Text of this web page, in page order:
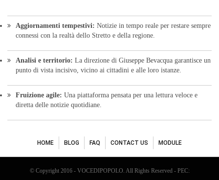
Aggiornamenti tempestivi: Notizie in tempo reale per restare sempre
connessi con la realtà dello Stretto e della regione.
Analisi e territorio: La direzione di Giuseppe Bevacqua garantisce un
punto di vista incisivo, vicino ai cittadini e alle loro istanze.
Fruizione agile: Una piattaforma pensata per una lettura veloce e
diretta delle notizie quotidiane.
HOME BLOG FAQ CONTACT US MODULE
© Copyright 2016 - VOCEDIPOPOLO. All Rights Reserved - PEC: